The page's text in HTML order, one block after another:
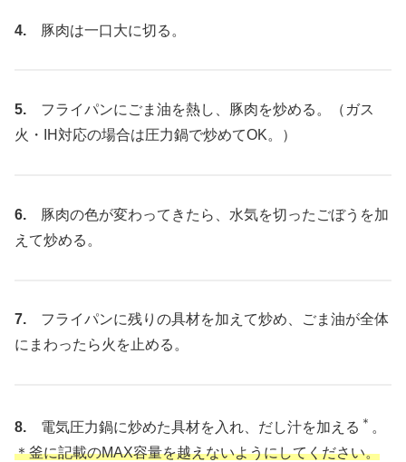
4. 豚肉は一口大に切る。
5. フライパンにごま油を熱し、豚肉を炒める。（ガス
火・IH対応の場合は圧力鍋で炒めてOK。）
6. 豚肉の色が変わってきたら、水気を切ったごぼうを加
えて炒める。
7. フライパンに残りの具材を加えて炒め、ごま油が全体
にまわったら火を止める。
8. 電気圧力鍋に炒めた具材を入れ、だし汁を加える ＊ 。
＊釜に記載のMAX容量を越えないようにしてください。